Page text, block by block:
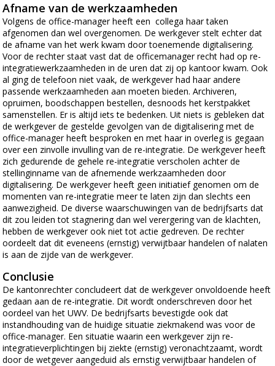
Afname van de werkzaamheden
Volgens de office-manager heeft een collega haar taken
afgenomen dan wel overgenomen. De werkgever stelt echter dat
de afname van het werk kwam door toenemende digitalisering.
Voor de rechter staat vast dat de officemanager recht had op re-
integratiewerkzaamheden in de uren dat zij op kantoor kwam. Ook
al ging de telefoon niet vaak, de werkgever had haar andere
passende werkzaamheden aan moeten bieden. Archiveren,
opruimen, boodschappen bestellen, desnoods het kerstpakket
samenstellen. Er is altijd iets te bedenken. Uit niets is gebleken dat
de werkgever de gestelde gevolgen van de digitalisering met de
office-manager heeft besproken en met haar in overleg is gegaan
over een zinvolle invulling van de re-integratie. De werkgever heeft
zich gedurende de gehele re-integratie verscholen achter de
stellinginname van de afnemende werkzaamheden door
digitalisering. De werkgever heeft geen initiatief genomen om de
momenten van re-integratie meer te laten zijn dan slechts een
aanwezigheid. De diverse waarschuwingen van de bedrijfsarts dat
dit zou leiden tot stagnering dan wel verergering van de klachten,
hebben de werkgever ook niet tot actie gedreven. De rechter
oordeelt dat dit eveneens (ernstig) verwijtbaar handelen of nalaten
is aan de zijde van de werkgever.
Conclusie
De kantonrechter concludeert dat de werkgever onvoldoende heeft
gedaan aan de re-integratie. Dit wordt onderschreven door het
oordeel van het UWV. De bedrijfsarts bevestigde ook dat
instandhouding van de huidige situatie ziekmakend was voor de
office-manager. Een situatie waarin een werkgever zijn re-
integratieverplichtingen bij ziekte (ernstig) veronachtzaamt, wordt
door de wetgever aangeduid als ernstig verwijtbaar handelen of